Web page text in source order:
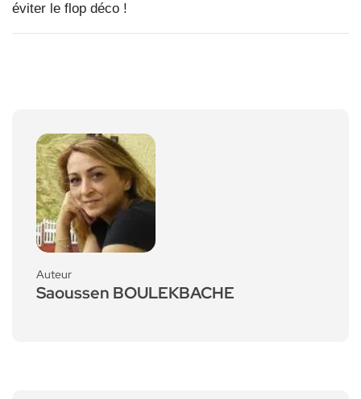
éviter le flop déco !
Auteur
Saoussen BOULEKBACHE